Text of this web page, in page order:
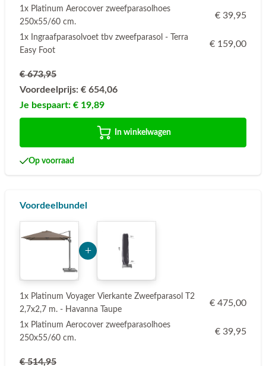
1x Platinum Aerocover zweefparasolhoes
250x55/60 cm.
€ 39,95
1x Ingraafparasolvoet tbv zweefparasol - Terra
Easy Foot
€ 159,00
€ 673,95
Voordeelprijs: € 654,06
Je bespaart: € 19,89
In winkelwagen
Op voorraad
Voordeelbundel
1x Platinum Voyager Vierkante Zweefparasol T2
2,7x2,7 m. - Havanna Taupe
€ 475,00
1x Platinum Aerocover zweefparasolhoes
250x55/60 cm.
€ 39,95
€ 514,95